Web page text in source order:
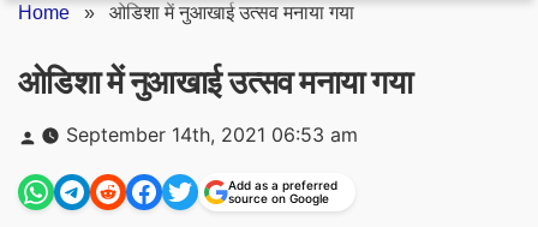
Home » ओडिशा में नुआखाई उत्सव मनाया गया
ओडिशा में नुआखाई उत्सव मनाया गया
Posted
by
September 14th, 2021 06:53 am
Add as a preferred
source on Google